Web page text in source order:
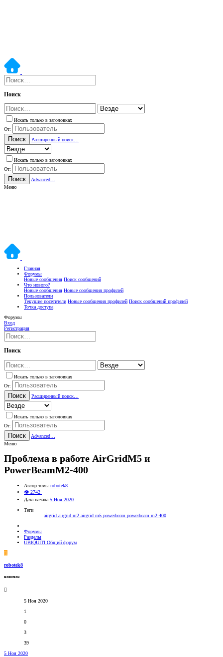
Поиск
Искать только в заголовках
От:
Поиск Расширенный поиск…
Искать только в заголовках
От:
Поиск
Advanced…
Меню
Главная
Форумы
Новые сообщения Поиск сообщений
Что нового?
Новые сообщения Новые сообщения профилей
Пользователи
Текущие посетители Новые сообщения профилей Поиск сообщений профилей
Точка доступа
Форумы
Вход
Регистрация
Поиск
Искать только в заголовках
От:
Поиск Расширенный поиск…
Искать только в заголовках
От:
Поиск
Advanced…
Меню
Проблема в работе AirGridM5 и
PowerBeamM2-400
Автор темы robotek8
👁 2742
Дата начала 5 Ноя 2020
Теги
airgrid airgrid m2 airgrid m5 powerbeam powerbeam m2-400
Форумы
Разделы
UBIQUITI Общий форум
R
robotek8
новичок
5 Ноя 2020
1
0
3
39
5 Ноя 2020